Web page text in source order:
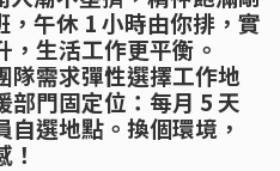
午休 1 小時由你排，實
，生活工作更平衡。
隊需求彈性選擇工作地
部門固定位：每月 5 天
選地點。換個環境，